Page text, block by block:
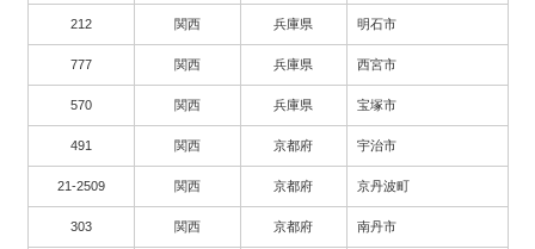
212 関西 兵庫県 明石市
777 関西 兵庫県 西宮市
570 関西 兵庫県 宝塚市
491 関西 京都府 宇治市
21-2509 関西 京都府 京丹波町
303 関西 京都府 南丹市